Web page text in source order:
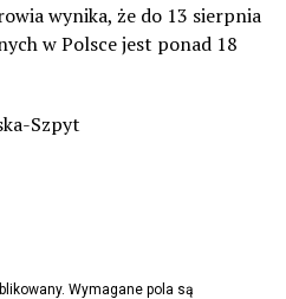
wynika, że do 13 sierpnia
w Polsce jest ponad 18
Szpyt
Wymagane pola są